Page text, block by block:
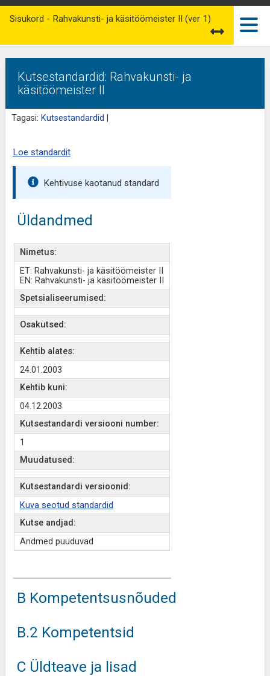
Kutsestandardid: Rahvakunsti- ja
käsitöömeister II
Tagasi: Kutsestandardid
Sisukord - Rahvakunsti- ja käsitöömeister II (ver 1)
Loe standardit
Kehtivuse kaotanud standard
Üldandmed
Nimetus:
ET: Rahvakunsti- ja käsitöömeister II
EN: Rahvakunsti- ja käsitöömeister II
Spetsialiseerumised:
Osakutsed:
Kehtib alates:
24.01.2003
Kehtib kuni:
04.12.2003
Kutsestandardi versiooni number:
1
Muudatused:
Kutsestandardi versioonid:
Kuva seotud standardid
Kutse andjad:
Andmed puuduvad
B Kompetentsusnõuded
B.2 Kompetentsid
C Üldteave ja lisad